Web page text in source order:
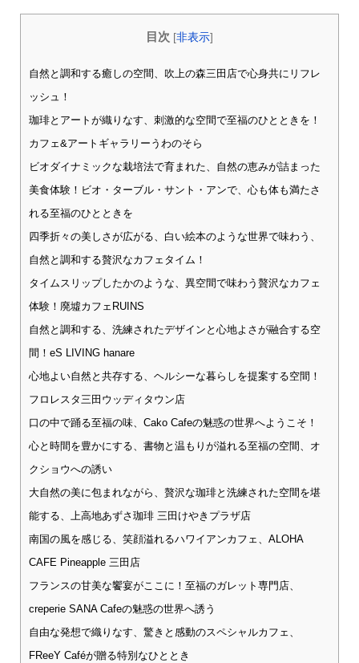
目次 [非表示]
自然と調和する癒しの空間、吹上の森三田店で心身共にリフレ
ッシュ！
珈琲とアートが織りなす、刺激的な空間で至福のひとときを！
カフェ&アートギャラリーうわのそら
ビオダイナミックな栽培法で育まれた、自然の恵みが詰まった
美食体験！ビオ・ターブル・サント・アンで、心も体も満たさ
れる至福のひとときを
四季折々の美しさが広がる、白い絵本のような世界で味わう、
自然と調和する贅沢なカフェタイム！
タイムスリップしたかのような、異空間で味わう贅沢なカフェ
体験！廃墟カフェRUINS
自然と調和する、洗練されたデザインと心地よさが融合する空
間！eS LIVING hanare
心地よい自然と共存する、ヘルシーな暮らしを提案する空間！
フロレスタ三田ウッディタウン店
口の中で踊る至福の味、Cako Cafeの魅惑の世界へようこそ！
心と時間を豊かにする、書物と温もりが溢れる至福の空間、オ
クショウへの誘い
大自然の美に包まれながら、贅沢な珈琲と洗練された空間を堪
能する、上高地あずさ珈琲 三田けやきプラザ店
南国の風を感じる、笑顔溢れるハワイアンカフェ、ALOHA
CAFE Pineapple 三田店
フランスの甘美な饗宴がここに！至福のガレット専門店、
creperie SANA Cafeの魅惑の世界へ誘う
自由な発想で織りなす、驚きと感動のスペシャルカフェ、
FReeY Caféが贈る特別なひととき